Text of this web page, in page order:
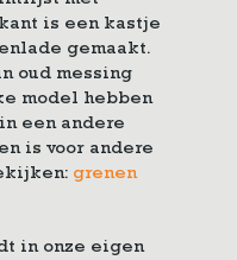
is een kastje
gemaakt.
oud messing
model hebben
een andere
is voor andere
grenen
in onze eigen